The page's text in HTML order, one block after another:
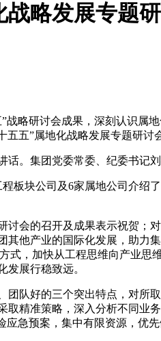
战略发展专题研
略研讨会成果，深刻认识属
五五”属地化战略发展专题研讨
集团党委常委、纪委书记刘
块公司及6家属地公司介绍
的召开及成果表示祝贺；
他产业的国际化发展，助力
式，加快从工程思维向产业
发展行稳致远。
好的三个突出特点，对所
精准策略，深入分析不同业
急预案，集中有限资源，优先